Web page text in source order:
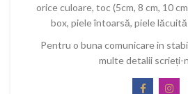
orice culoare, toc (5cm, 8 cm, 10
box, piele întoarsă, piele
Pentru o buna comunicare in
multe detalii scrieți-